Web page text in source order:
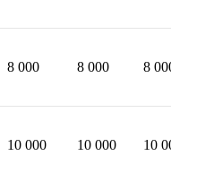
8 000 8 000 8 000
10 000 10 000 10 000